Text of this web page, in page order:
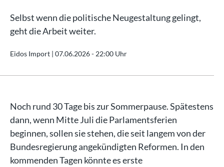
Selbst wenn die politische Neugestaltung gelingt,
geht die Arbeit weiter.
Eidos Import | 07.06.2026 - 22:00 Uhr
Noch rund 30 Tage bis zur Sommerpause. Spätestens
dann, wenn Mitte Juli die Parlamentsferien
beginnen, sollen sie stehen, die seit langem von der
Bundesregierung angekündigten Reformen. In den
kommenden Tagen könnte es erste